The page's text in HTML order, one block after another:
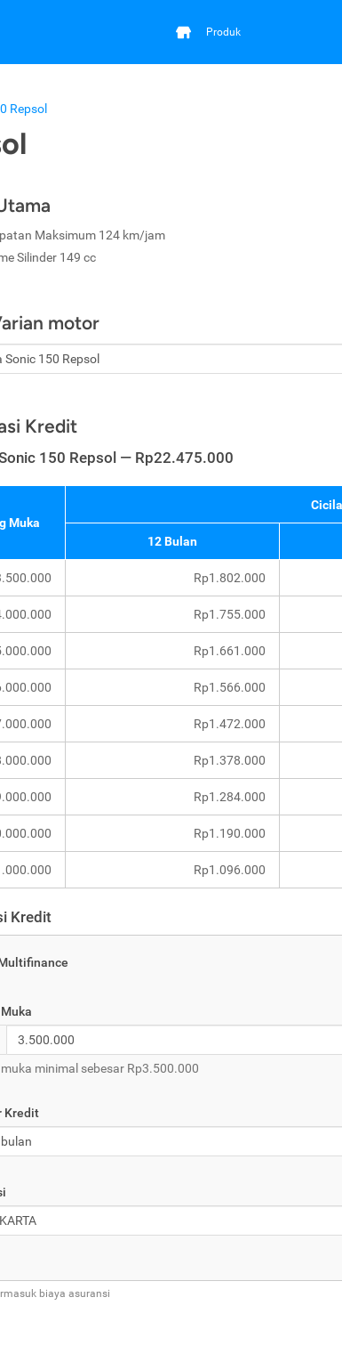
Produk
Repsol
Maksimum 124 km/jam
Silinder 149 cc
motor
Kredit
150 Repsol — Rp22.475.000
Muka
12 Bulan
Rp1.802.000
Rp1.755.000
Rp1.661.000
Rp1.566.000
Rp1.472.000
Rp1.378.000
Rp1.284.000
Rp1.190.000
Rp1.096.000
Kredit
minimal sebesar Rp3.500.000
Kredit
biaya asuransi